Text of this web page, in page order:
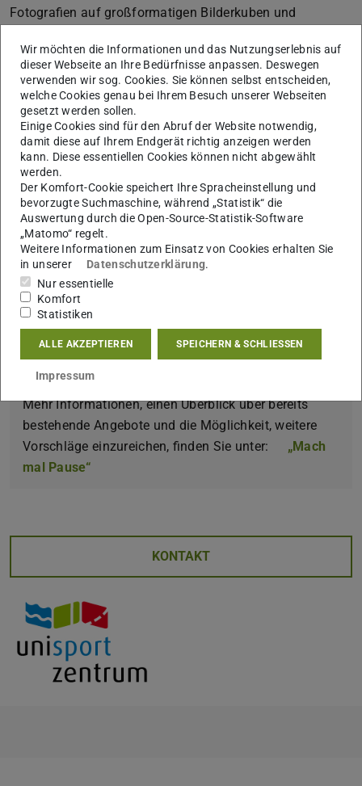
Fotografien auf großformatigen Bilderkuben und
Monitoren.
Julia Reichelt, Leiterin des Kunstforums der TU Darmstadt
und Kuratorin der Ausstellung lädt Sie zu einer Führung
im öffentlichen Raum ein.
Termine: 17.02.2022 und 23.02.2022, Beginn: jeweils
12.30 Uhr
Mehr Informationen und die Möglichkeit zur Buchung
finden Sie unter:
Hilde Roth
#let´sTUit - Mach mal Pause
Unter diesem Motto unterstützt die TU Darmstadt
und animiert mit verschiedenen (Mitmach)Angeboten
ihre Mitglieder zu regelmäßigen Auszeiten.
Mehr Informationen, einen Überblick über bereits
bestehende Angebote und die Möglichkeit, weitere
Vorschläge einzureichen, finden Sie unter:
„Mach
mal Pause“
KONTAKT
Wir möchten die Informationen und das Nutzungserlebnis auf
dieser Webseite an Ihre Bedürfnisse anpassen. Deswegen
verwenden wir sog. Cookies. Sie können selbst entscheiden,
welche Cookies genau bei Ihrem Besuch unserer Webseiten
gesetzt werden sollen.
Einige Cookies sind für den Abruf der Website notwendig,
damit diese auf Ihrem Endgerät richtig anzeigen werden
kann. Diese essentiellen Cookies können nicht abgewählt
werden.
Der Komfort-Cookie speichert Ihre Spracheinstellung und
bevorzugte Suchmaschine, während „Statistik“ die
Auswertung durch die Open-Source-Statistik-Software
„Matomo“ regelt.
Weitere Informationen zum Einsatz von Cookies erhalten Sie
in unserer
Datenschutzerklärung.
Nur essentielle
Komfort
Statistiken
ALLE AKZEPTIEREN SPEICHERN & SCHLIESSEN
Impressum